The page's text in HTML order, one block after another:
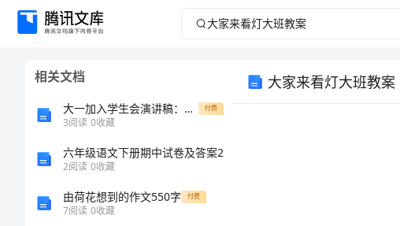
大
相关文档
大一加入学生会演讲稿：我的成长历程 付费
3阅读 0收藏
六年级语文下册期中试卷及答案2
2阅读 0收藏
由荷花想到的作文550字 付费
7阅读 0收藏
大家来看灯大班教案